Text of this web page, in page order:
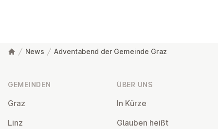
News Adventabend der Gemeinde Graz
GEMEINDEN
Graz
Linz
ÜBER UNS
In Kürze
Glauben heißt